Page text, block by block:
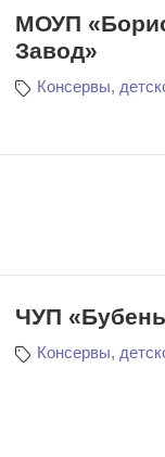
МОУП
Завод»
Консервы,
ЧУП
Консервы,